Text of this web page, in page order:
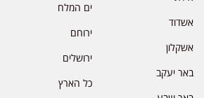
אשדוד
אשקלון
באר יעקב
ים המלח
ירוחם
ירושלים
כל הארץ